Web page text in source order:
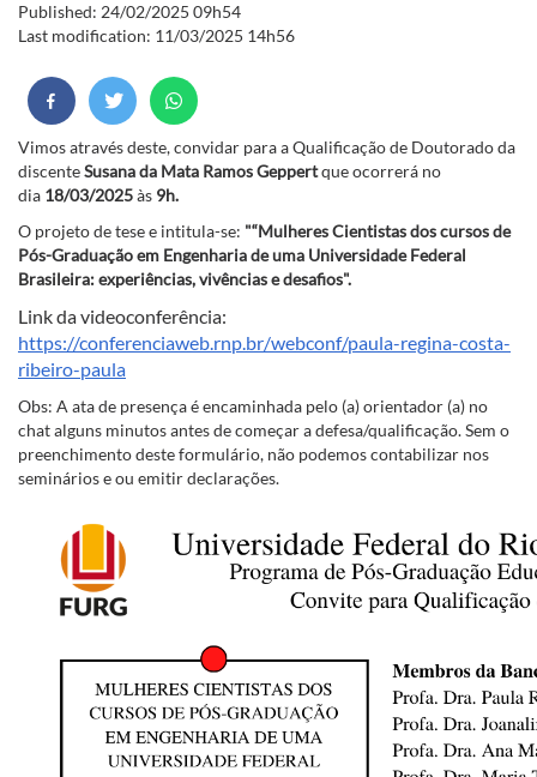
Published: 24/02/2025 09h54
Last modification: 11/03/2025 14h56
Vimos através deste, convidar para a Qualificação de Doutorado da
discenteSusana da Mata Ramos Geppertque ocorrerá no
dia 18/03/2025às 9h.
O projeto de tese e intitula-se: "“Mulheres Cientistas dos cursos de
Pós-Graduação em Engenharia de uma Universidade Federal
Brasileira: experiências, vivências e desafios".
Link da videoconferência:
https://conferenciaweb.rnp.br/webconf/paula-regina-costa-
ribeiro-paula
Obs: A ata de presença é encaminhada pelo (a) orientador (a) no
chat alguns minutos antes de começar a defesa/qualificação. Sem o
preenchimento deste formulário, não podemos contabilizar nos
seminários e ou emitir declarações.